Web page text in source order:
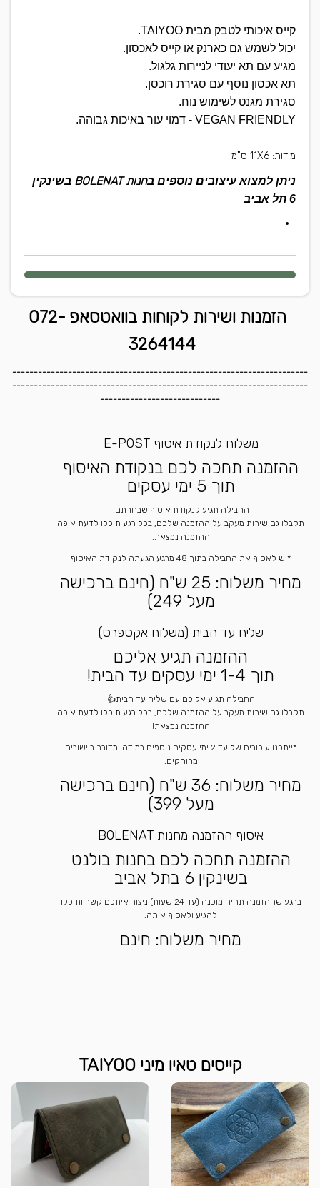
קייס איכותי לטבק מבית TAIYOO.
יכול לשמש גם כארנק או קייס לאכסון.
מגיע עם תא יעודי לניירות גלגול.
תא אכסון נוסף עם סגירת רוכסן.
סגירת מגנט לשימוש נוח.
VEGAN FRIENDLY - דמוי עור באיכות גבוהה.
מידות: 11X6 ס"מ
ניתן למצוא עיצובים נוספים בחנות BOLENAT
בשינקין
6 תל אביב
הזמנות ושירות לקוחות בוואטסאפ 072-
3264144
---------------------------------------------------------------------
---------------------------------------------------------------------
----------------------------
משלוח לנקודת איסוף E-POST
ההזמנה תחכה לכם בנקודת האיסוף
תוך 5 ימי עסקים
החבילה תגיע לנקודת איסוף שבחרתם.
תקבלו גם שירות מעקב על ההזמנה שלכם, בכל רגע תוכלו לדעת איפה
ההזמנה נמצאת.
*יש לאסוף את החבילה בתוך 48 מרגע הגעתה לנקודת האיסוף
מחיר משלוח: 25 ש"ח (חינם ברכישה
מעל 249)
שליח עד הבית (משלוח אקספרס)
ההזמנה תגיע אליכם
תוך 1-4 ימי עסקים עד הבית!
החבילה תגיע אליכם עם שליח עד הבית👍
תקבלו גם שירות מעקב על ההזמנה שלכם, בכל רגע תוכלו לדעת איפה
ההזמנה נמצאת!
*ייתכנו עיכובים של עד 2 ימי עסקים נוספים במידה ומדובר ביישובים
מרוחקים.
מחיר משלוח: 36 ש"ח (חינם ברכישה
מעל 399)
איסוף ההזמנה מחנות BOLENAT
ההזמנה תחכה לכם בחנות בולנט
בשינקין 6 בתל אביב
ברגע שההזמנה תהיה מוכנה (עד 24 שעות) ניצור איתכם קשר ותוכלו
להגיע ולאסוף אותה.
מחיר משלוח: חינם
קייסים טאיו מיני TAIYOO